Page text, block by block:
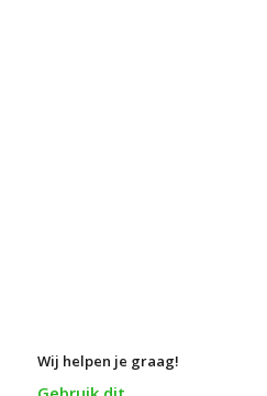
Wij helpen je graag!